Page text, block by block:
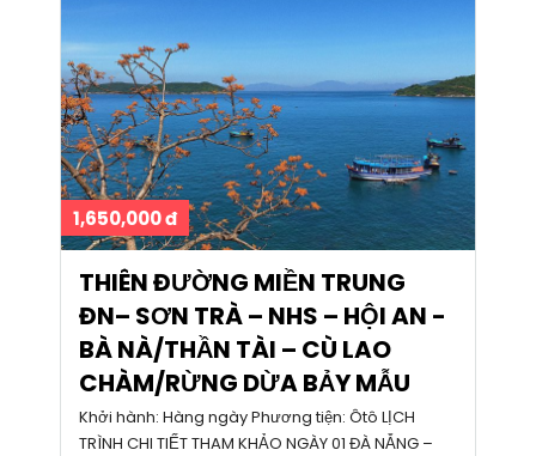
1,650,000 đ
THIÊN ĐƯỜNG MIỀN TRUNG
ĐN– SƠN TRÀ – NHS – HỘI AN -
BÀ NÀ/THẦN TÀI – CÙ LAO
CHÀM/RỪNG DỪA BẢY MẪU
Khởi hành: Hàng ngày Phương tiện: Ôtô LỊCH
TRÌNH CHI TIẾT THAM KHẢO NGÀY 01 ĐÀ NẴNG –